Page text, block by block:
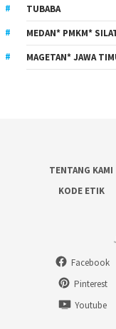
TUBABA
MEDAN* PMKM*
MAGETAN* JAWA
TENTANG KAMI
KODE ETIK
Facebook
Pinterest
Youtube